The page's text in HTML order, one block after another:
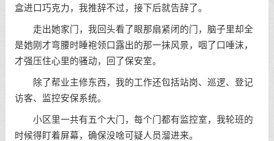
盒进口巧克力，我推辞不过，接下后就告辞了。
走出她家门，我回头看了眼那扇紧闭的门，脑子里却全
是她刚才弯腰时睡袍领口露出的那一抹风景，咽了口唾沫，
才强压住心里的骚动，回了保安室。
除了帮业主修东西，我的工作还包括站岗、巡逻、登记
访客、监控安保系统。
小区里一共有五个大门，每个门都有监控室，我轮班的
时候得盯着屏幕，确保没啥可疑人员溜进来。